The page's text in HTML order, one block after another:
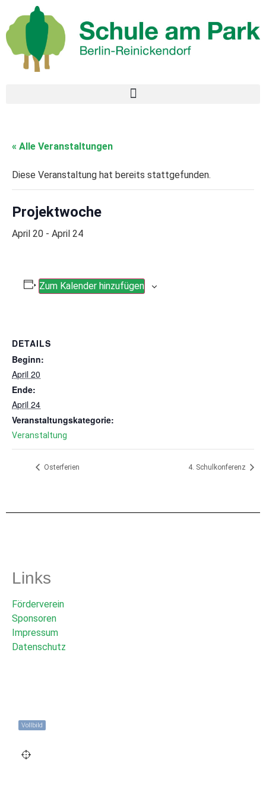
« Alle Veranstaltungen
Diese Veranstaltung hat bereits stattgefunden.
Projektwoche
April 20 - April 24
Zum Kalender hinzufügen
DETAILS
Beginn:
April 20
Ende:
April 24
Veranstaltungskategorie:
Veranstaltung
Osterferien 4. Schulkonferenz
Links
Förderverein
Sponsoren
Impressum
Datenschutz
Vollbild